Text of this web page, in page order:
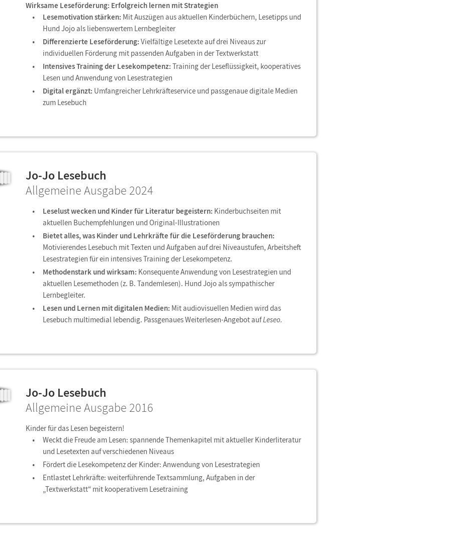
Wirksame Leseförderung: Erfolgreich lernen mit Strategien
Lesemotivation stärken: Mit Auszügen aus aktuellen Kinderbüchern, Lesetipps und
Hund Jojo als liebenswertem Lernbegleiter
Differenzierte Leseförderung: Vielfältige Lesetexte auf drei Niveaus zur
individuellen Förderung mit passenden Aufgaben in der Textwerkstatt
Intensives Training der Lesekompetenz: Training der Leseflüssigkeit, kooperatives
Lesen und Anwendung von Lesestrategien
Digital ergänzt: Umfangreicher Lehrkräfteservice und passgenaue digitale Medien
zum Lesebuch
Jo-Jo Lesebuch
Allgemeine Ausgabe 2024
Leselust wecken und Kinder für Literatur begeistern: Kinderbuchseiten mit
aktuellen Buchempfehlungen und Original-Illustrationen
Bietet alles, was Kinder und Lehrkräfte für die Leseförderung brauchen:
Motivierendes Lesebuch mit Texten und Aufgaben auf drei Niveaustufen, Arbeitsheft
Lesestrategien für ein intensives Training der Lesekompetenz.
Methodenstark und wirksam: Konsequente Anwendung von Lesestrategien und
aktuellen Lesemethoden (z. B. Tandemlesen). Hund Jojo als sympathischer
Lernbegleiter.
Lesen und Lernen mit digitalen Medien: Mit audiovisuellen Medien wird das
Lesebuch multimedial lebendig. Passgenaues Weiterlesen-Angebot aufLeseo.
Jo-Jo Lesebuch
Allgemeine Ausgabe 2016
Kinder für das Lesen begeistern!
Weckt die Freude am Lesen: spannende Themenkapitel mit aktueller Kinderliteratur
und Lesetexten auf verschiedenen Niveaus
Fördert die Lesekompetenz der Kinder: Anwendung von Lesestrategien
Entlastet Lehrkräfte: weiterführende Textsammlung, Aufgaben in der
„Textwerkstatt“ mit kooperativem Lesetraining